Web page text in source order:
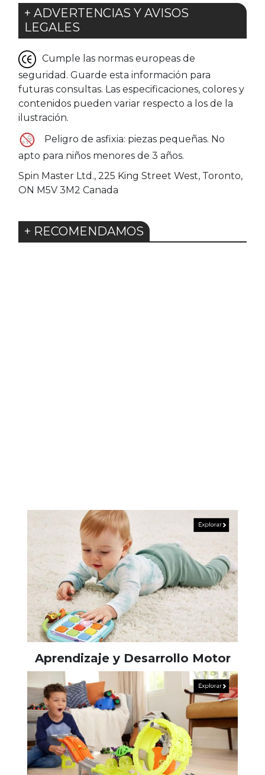
+ ADVERTENCIAS Y AVISOS
LEGALES
Cumple las normas europeas de
seguridad. Guarde esta información para
futuras consultas. Las especificaciones, colores y
contenidos pueden variar respecto a los de la
ilustración.
Peligro de asfixia: piezas pequeñas. No
apto para niños menores de 3 años.
Spin Master Ltd., 225 King Street West, Toronto,
ON M5V 3M2 Canada
+ RECOMENDAMOS
Aprendizaje y Desarrollo Motor